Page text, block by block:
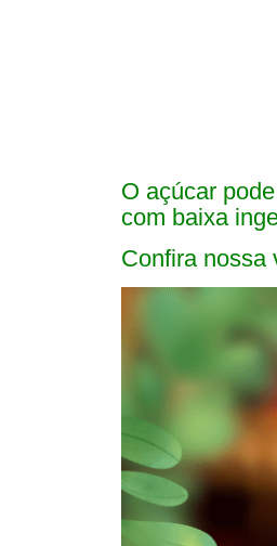
O açúcar
com baixa
Confira nossa